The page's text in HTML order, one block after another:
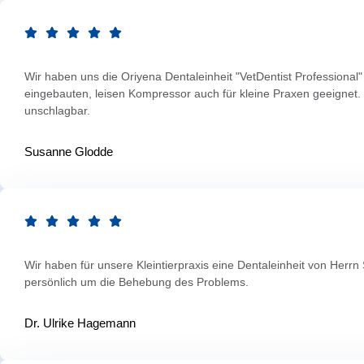
Wir haben uns die Oriyena Dentaleinheit "VetDentist
eingebauten, leisen Kompressor auch für kleine Praxen
unschlagbar.
Susanne Glodde
Wir haben für unsere Kleintierpraxis eine Dentaleinheit von
persönlich um die Behebung des Problems.
Dr. Ulrike Hagemann